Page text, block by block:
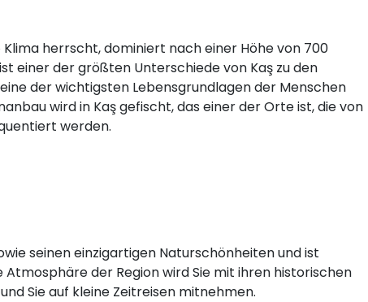
herrscht, dominiert nach einer Höhe von 700
einer der größten Unterschiede von Kaş zu den
der wichtigsten Lebensgrundlagen der Menschen
wird in Kaş gefischt, das einer der Orte ist, die von
werden.
seinen einzigartigen Naturschönheiten und ist
der Region wird Sie mit ihren historischen
Sie auf kleine Zeitreisen mitnehmen.